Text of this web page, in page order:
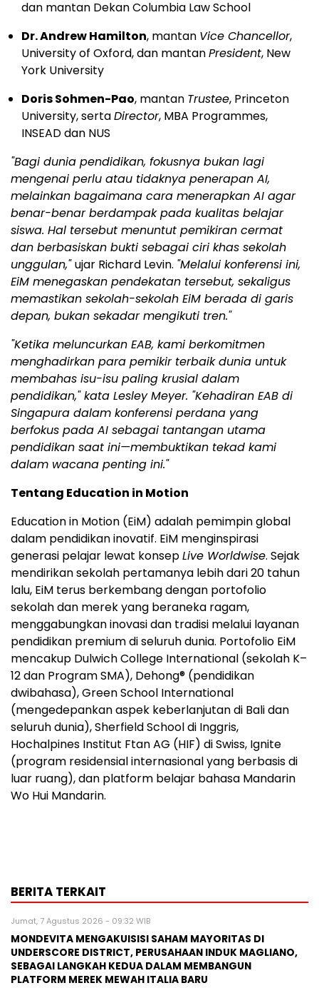
dan mantan Dekan Columbia Law School
Dr. Andrew Hamilton, mantan Vice Chancellor,
University of Oxford, dan mantanPresident, New
York University
Doris Sohmen-Pao, mantan Trustee, Princeton
University, sertaDirector, MBA Programmes,
INSEAD dan NUS
"Bagi dunia pendidikan, fokusnya bukan lagi
mengenai perlu atau tidaknya penerapan AI,
melainkan bagaimana cara menerapkan AI agar
benar-benar berdampak pada kualitas belajar
siswa. Hal tersebut menuntut pemikiran cermat
dan berbasiskan bukti sebagai ciri khas sekolah
unggulan,"ujar Richard Levin. "Melalui konferensi ini,
EiM menegaskan pendekatan tersebut, sekaligus
memastikan sekolah-sekolah EiM berada di garis
depan, bukan sekadar mengikuti tren."
"Ketika meluncurkan EAB, kami berkomitmen
menghadirkan para pemikir terbaik dunia untuk
membahas isu-isu paling krusial dalam
pendidikan," kata Lesley Meyer. "Kehadiran EAB di
Singapura dalam konferensi perdana yang
berfokus pada AI sebagai tantangan utama
pendidikan saat ini—membuktikan tekad kami
dalam wacana penting ini."
Tentang Education in Motion
Education in Motion (EiM) adalah pemimpin global
dalam pendidikan inovatif. EiM menginspirasi
generasi pelajar lewat konsepLive Worldwise. Sejak
mendirikan sekolah pertamanya lebih dari 20 tahun
lalu, EiM terus berkembang dengan portofolio
sekolah dan merek yang beraneka ragam,
menggabungkan inovasi dan tradisi melalui layanan
pendidikan premium di seluruh dunia. Portofolio EiM
mencakup Dulwich College International (sekolah K–
12 dan Program SMA), Dehong® (pendidikan
dwibahasa), Green School International
(mengedepankan aspek keberlanjutan di Bali dan
seluruh dunia), Sherfield School di Inggris,
Hochalpines Institut Ftan AG (HIF) di Swiss, Ignite
(program residensial internasional yang berbasis di
luar ruang), dan platform belajar bahasa Mandarin
Wo Hui Mandarin.
BERITA TERKAIT
Jumat, 7 Agustus 2026 - 09:32 WIB
MONDEVITA MENGAKUISISI SAHAM MAYORITAS DI
UNDERSCORE DISTRICT, PERUSAHAAN INDUK MAGLIANO,
SEBAGAI LANGKAH KEDUA DALAM MEMBANGUN
PLATFORM MEREK MEWAH ITALIA BARU